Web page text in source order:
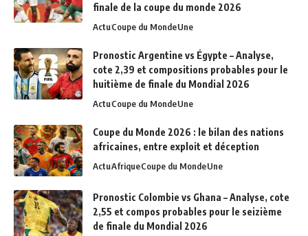
finale de la coupe du monde 2026
ActuCoupe du MondeUne
Pronostic Argentine vs Égypte – Analyse,
cote 2,39 et compositions probables pour le
huitième de finale du Mondial 2026
ActuCoupe du MondeUne
Coupe du Monde 2026 : le bilan des nations
africaines, entre exploit et déception
ActuAfriqueCoupe du MondeUne
Pronostic Colombie vs Ghana – Analyse, cote
2,55 et compos probables pour le seizième
de finale du Mondial 2026